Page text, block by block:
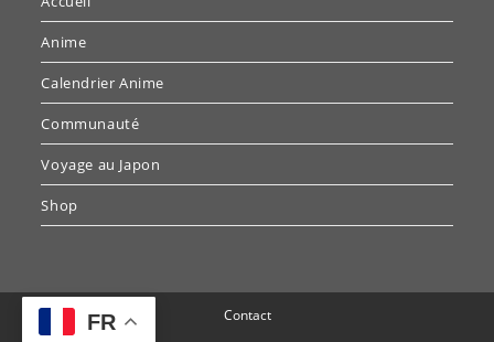
Anime
Calendrier Anime
Communauté
Voyage au Japon
Shop
Contact
FR